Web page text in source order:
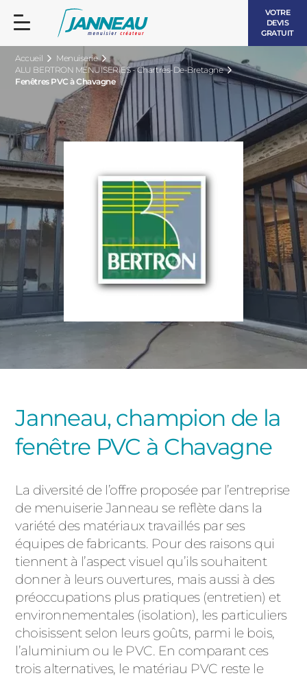
VOTRE
DEVIS
GRATUIT
Accueil
Menuiserie
ALU BERTRON MENUISERIES - Chartres-De-Bretagne
Fenêtres PVC à Chavagne
Janneau, champion de la
fenêtre PVC à Chavagne
La diversité de l’offre proposée par l’entreprise
de menuiserie Janneau se reflète dans la
variété des matériaux travaillés par ses
équipes de fabricants. Pour des raisons qui
tiennent à l’aspect visuel qu’ils souhaitent
donner à leurs ouvertures, mais aussi à des
préoccupations plus pratiques (entretien) et
environnementales (isolation), les particuliers
choisissent selon leurs goûts, parmi le bois,
l’aluminium ou le PVC. En comparant ces
trois alternatives, le matériau PVC reste le
FENÊTRES ET PORTES-FENÊTRES
PVC
ALUMINIUM
ACIER
BAIES VITRÉES
PORTES D’ENTRÉELES INTEMPORELLES
LES LUMINEUSES
VOLETS ROULANTS
PERGOLAS
PORTAILS ET PORTILLONS